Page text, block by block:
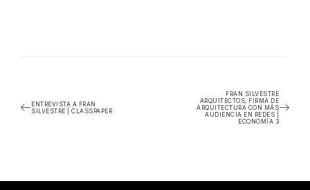
ENTREVISTA A FRAN
SILVESTRE | CLASSPAPER
FRAN SILVESTRE
ARQUITECTOS, FIRMA DE
ARQUITECTURA CON MÁS
AUDIENCIA EN REDES |
ECONOMÍA 3